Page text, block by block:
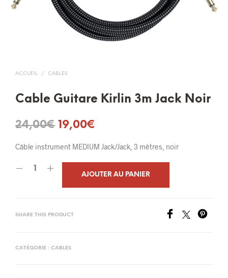
ACCUEIL / CABLES
Cable Guitare Kirlin 3m Jack Noir
24,00€ Le
prix
était :
24,00€.
19,00€
prix
est :
19,00€.
Câble instrument MEDIUM Jack/Jack, 3 mètres, noir
AJOUTER AU PANIER
SHARE THIS PRODUCT
CATÉGORIE : CABLES